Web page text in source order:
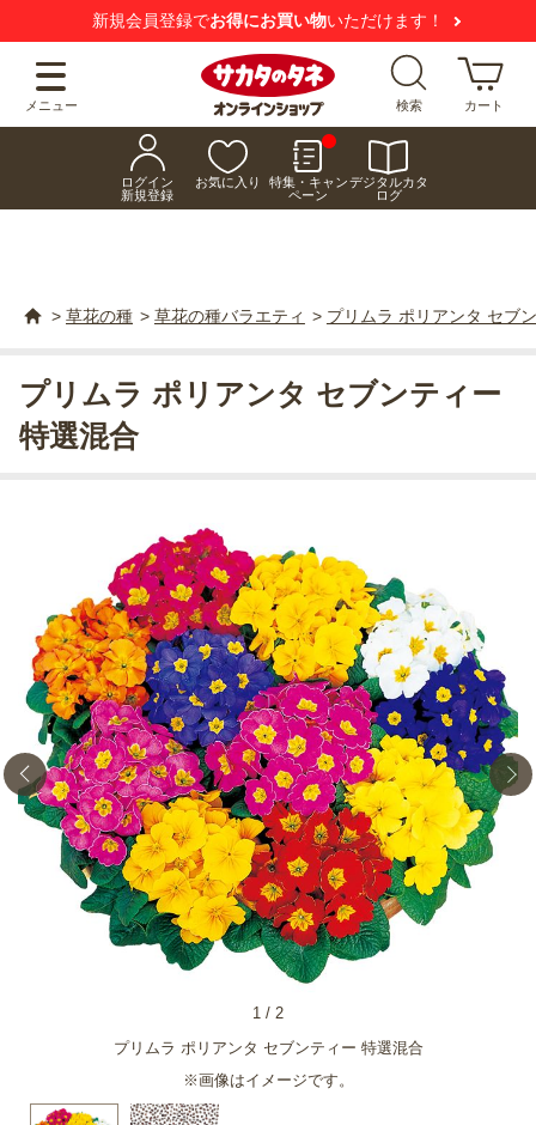
新規会員登録でお得にお買い物いただけます！
メニュー 検索 カート
ログイン
新規登録
お気に入り
特集・キャン
ペーン
デジタルカタ
ログ
> 草花の種 > 草花の種バラエティ > プリムラ ポリアンタ セブ
プリムラ ポリアンタ セブンティー 特選混合
※画像はイメージです。
1 / 2
プリムラ ポリアンタ セブンティー
特選混合